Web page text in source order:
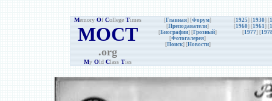
Memory Of College Times
MOCT
.org
My Old Class Ties
[Главная] [Форум]
[Преподаватели]
[Биографии] [Грозный]
[Фотогалерея]
[Поиск] [Новости]
[1925] [1930] [
[1960] [1961] [
[1977] [